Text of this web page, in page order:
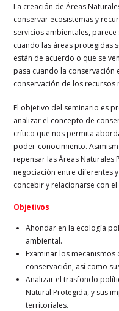
La creación de Áreas
conservar ecosistemas y
servicios ambientales,
cuando las áreas protegidas
están de acuerdo o que se
pasa cuando la conservación
conservación de los recursos
El objetivo del seminario es
analizar el concepto de
crítico que nos permita
poder-conocimiento.
repensar las Áreas
negociación entre diferentes
concebir y relacionarse con
Objetivos
Ahondar en la ecología
ambiental.
Examinar los
conservación, así como
Analizar el trasfondo
Natural Protegida, y sus
territoriales.